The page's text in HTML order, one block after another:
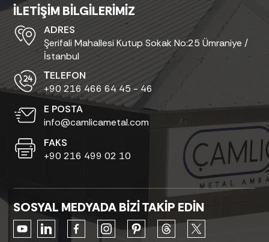
İLETİŞİM BİLGİLERİMİZ
ADRES
Şerifali Mahallesi Kutup Sokak No:25 Ümraniye /
İstanbul
ТELEFON
+90 216 466 64 45 - 46
E POSTA
info@camlicametal.com
FAKS
+90 216 499 02 10
SOSYAL MEDYADA BİZİ TAKİP EDİN